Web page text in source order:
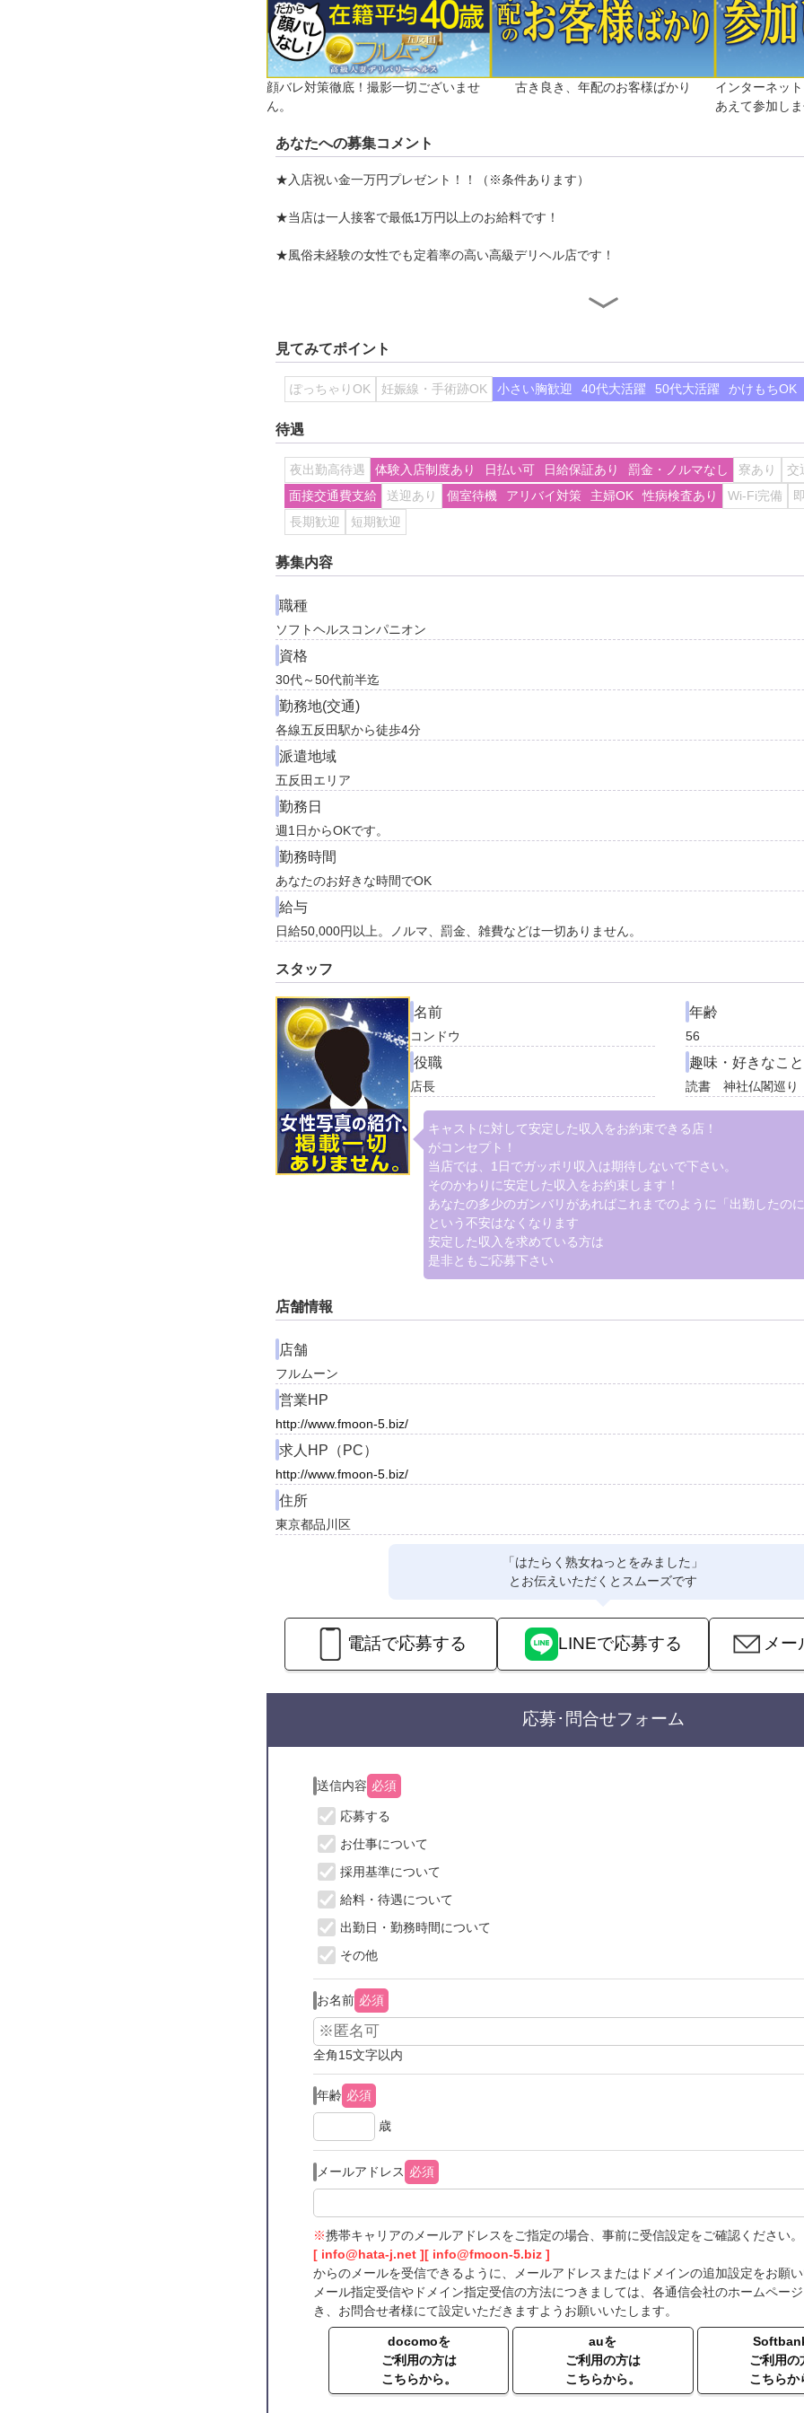
顔バレ対策徹底！撮影一切ございませ
ん。
古き良き、年配のお客様ばかり
インターネッ
あえて参加し
あなたへの募集コメント
★入店祝い金一万円プレゼント！！（※条件あります）
★当店は一人接客で最低1万円以上のお給料です！
★風俗未経験の女性でも定着率の高い高級デリヘル店です！
見てみてポイント
ぽっちゃりOK 妊娠線・手術跡OK 小さい胸歓迎 40代大活躍 50代大活躍 かけもちOK
待遇
夜出勤高待遇 体験入店制度あり 日払い可 日給保証あり 罰金・ノルマなし 寮あり
交
面接交通費支給
送迎あり 個室待機 アリバイ対策 主婦OK 性病検査あり Wi-Fi完備
長期歓迎
短期歓迎
募集内容
職種
ソフトヘルスコンパニオン
資格
30代～50代前半迄
勤務地(交通)
各線五反田駅から徒歩4分
派遣地域
五反田エリア
勤務日
週1日からOKです。
勤務時間
あなたのお好きな時間でOK
給与
日給50,000円以上。ノルマ、罰金、雑費などは一切ありません。
スタッフ
名前
コンドウ
年齢
56
役職
店長
趣味・好きなこと
読書 神社仏閣巡り
キャストに対して安定した収入をお約束できる店！
がコンセプト！
当店では、1日でガッポリ収入は期待しないで下さい。
そのかわりに安定した収入をお約束します！
あなたの多少のガンバリがあればこれまでのように「出勤したのに
という不安はなくなります
安定した収入を求めている方は
是非ともご応募下さい
店舗情報
店舗
フルムーン
営業HP
http://www.fmoon-5.biz/
求人HP（PC）
http://www.fmoon-5.biz/
住所
東京都品川区
「はたらく熟女ねっとをみました」
とお伝えいただくとスムーズです
電話で応募する LINEで応募する メー
応募･問合せフォーム
送信内容 必須
応募する
お仕事について
採用基準について
給料・待遇について
出勤日・勤務時間について
その他
お名前 必須
全角15文字以内
年齢 必須
歳
メールアドレス 必須
携帯キャリアのメールアドレスをご指定の場合、事前に受信設定をご確認ください。
[ info@hata-j.net ][ info@fmoon-5.biz ]
からのメールを受信できるように、メールアドレスまたはドメインの追加設定をお願い
メール指定受信やドメイン指定受信の方法につきましては、各通信会社のホームペー
き、お問合せ者様にて設定いただきますようお願いいたします。
docomoを
ご利用の方は
こちらから。
auを
ご利用の方は
こちらから。
ご利用の
こちらか